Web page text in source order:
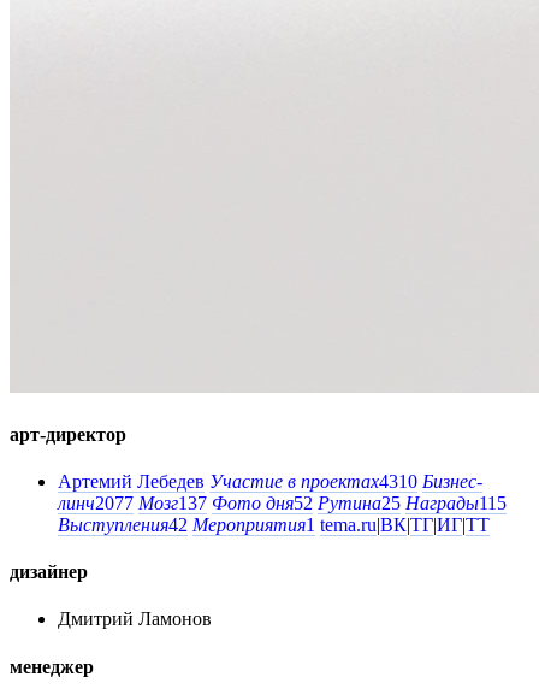
арт-директор
Артемий Лебедев Участие в проектах4310 Бизнес-
линч2077 Мозг137 Фото дня52 Рутина25 Награды115
Выступления42 Мероприятия1 tema.ru|ВК|ТГ|ИГ|ТТ
дизайнер
Дмитрий Ламонов
менеджер